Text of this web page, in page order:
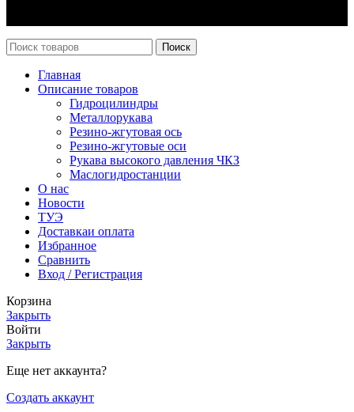
Поиск
Главная
Описание товаров
Гидроцилиндры
Металлорукава
Резино-жгутовая ось
Резино-жгутовые оси
Рукава высокого давления ЧКЗ
Маслогидростанции
О нас
Новости
ТУЭ
Доставкаи оплата
Избранное
Сравнить
Вход / Регистрация
Корзина
Закрыть
Войти
Закрыть
Еще нет аккаунта?
Создать аккаунт